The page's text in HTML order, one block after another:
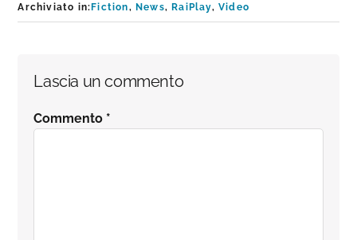
Archiviato in:Fiction,News,RaiPlay,Video
Interazioni
del
Lascia un commento
Commento *